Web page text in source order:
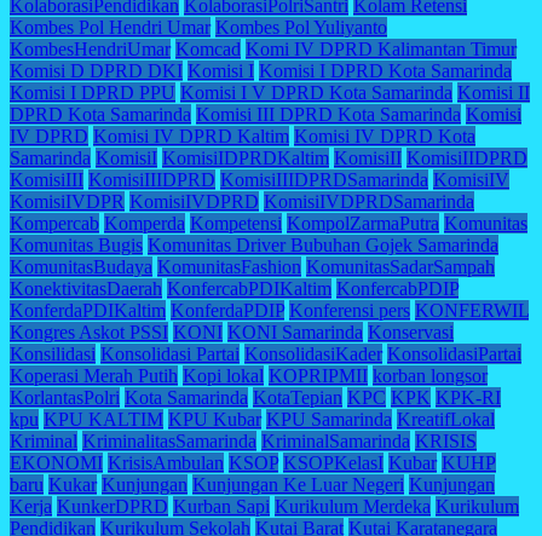
KolaborasiPendidikan KolaborasiPolriSantri Kolam Retensi
Kombes Pol Hendri Umar Kombes Pol Yuliyanto
KombesHendriUmar Komcad Komi IV DPRD Kalimantan Timur
Komisi D DPRD DKI Komisi I Komisi I DPRD Kota Samarinda
Komisi I DPRD PPU Komisi I V DPRD Kota Samarinda Komisi II
DPRD Kota Samarinda Komisi III DPRD Kota Samarinda Komisi
IV DPRD Komisi IV DPRD Kaltim Komisi IV DPRD Kota
Samarinda KomisiI KomisiIDPRDKaltim KomisiII KomisiIIDPRD
KomisiIII KomisiIIIDPRD KomisiIIIDPRDSamarinda KomisiIV
KomisiIVDPR KomisiIVDPRD KomisiIVDPRDSamarinda
Kompercab Komperda Kompetensi KompolZarmaPutra Komunitas
Komunitas Bugis Komunitas Driver Bubuhan Gojek Samarinda
KomunitasBudaya KomunitasFashion KomunitasSadarSampah
KonektivitasDaerah KonfercabPDIKaltim KonfercabPDIP
KonferdaPDIKaltim KonferdaPDIP Konferensi pers KONFERWIL
Kongres Askot PSSI KONI KONI Samarinda Konservasi
Konsilidasi Konsolidasi Partai KonsolidasiKader KonsolidasiPartai
Koperasi Merah Putih Kopi lokal KOPRIPMII korban longsor
KorlantasPolri Kota Samarinda KotaTepian KPC KPK KPK-RI
kpu KPU KALTIM KPU Kubar KPU Samarinda KreatifLokal
Kriminal KriminalitasSamarinda KriminalSamarinda KRISIS
EKONOMI KrisisAmbulan KSOP KSOPKelasI Kubar KUHP
baru Kukar Kunjungan Kunjungan Ke Luar Negeri Kunjungan
Kerja KunkerDPRD Kurban Sapi Kurikulum Merdeka Kurikulum
Pendidikan Kurikulum Sekolah Kutai Barat Kutai Karatanegara